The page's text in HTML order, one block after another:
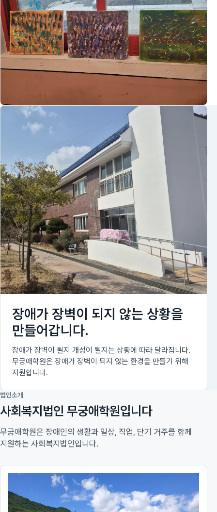
장애가 장벽이 되지 않는 상황을
만들어갑니다.
장애가 장벽이 될지 개성이 될지는 상황에 따라 달라집니다.
무궁애학원은 장애가 장벽이 되지 않는 환경을 만들기 위해
지원합니다.
법인소개
사회복지법인 무궁애학원입니다
무궁애학원은 장애인의 생활과 일상, 직업, 단기 거주를 함께
지원하는 사회복지법인입니다.